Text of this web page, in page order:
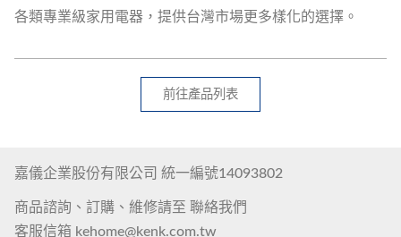
各類專業級家用電器，提供台灣市場更多樣化的選擇。
前往產品列表
嘉儀企業股份有限公司 統一編號14093802
商品諮詢、訂購、維修請至 聯絡我們
客服信箱 kehome@kenk.com.tw